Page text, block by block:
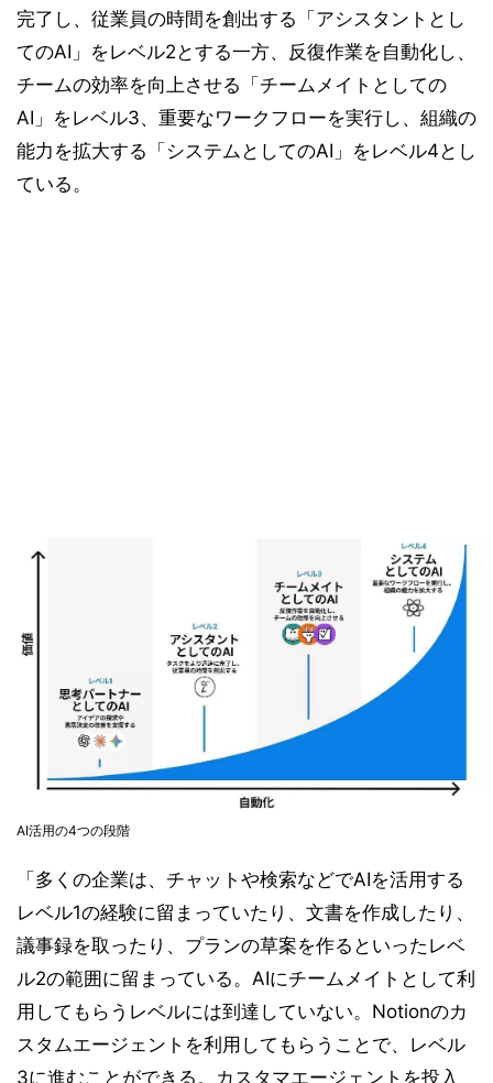
完了し、従業員の時間を創出する「アシスタントとし
てのAI」をレベル2とする一方、反復作業を自動化し、
チームの効率を向上させる「チームメイトとしての
AI」をレベル3、重要なワークフローを実行し、組織の
能力を拡大する「システムとしてのAI」をレベル4とし
ている。
AI活用の4つの段階
「多くの企業は、チャットや検索などでAIを活用する
レベル1の経験に留まっていたり、文書を作成したり、
議事録を取ったり、プランの草案を作るといったレベ
ル2の範囲に留まっている。AIにチームメイトとして利
用してもらうレベルには到達していない。Notionのカ
スタムエージェントを利用してもらうことで、レベル
3に進むことができる。カスタマエージェントを投入